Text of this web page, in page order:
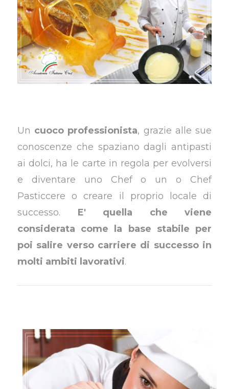
Un cuoco professionista, grazie alle sue
conoscenze che spaziano dagli antipasti
ai dolci, ha le carte in regola per evolversi
e diventare uno Chef o un o Chef
Pasticcere o creare il proprio locale di
successo. E' quella che viene
considerata come la base stabile per
poi salire verso carriere di successo in
molti ambiti lavorativi.